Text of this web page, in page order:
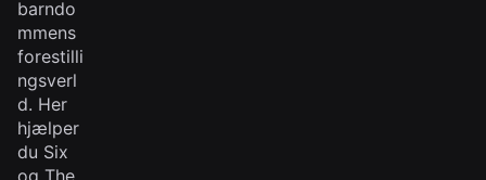
barndo
mmens
forestilli
ngsverl
d. Her
hjælper
du Six